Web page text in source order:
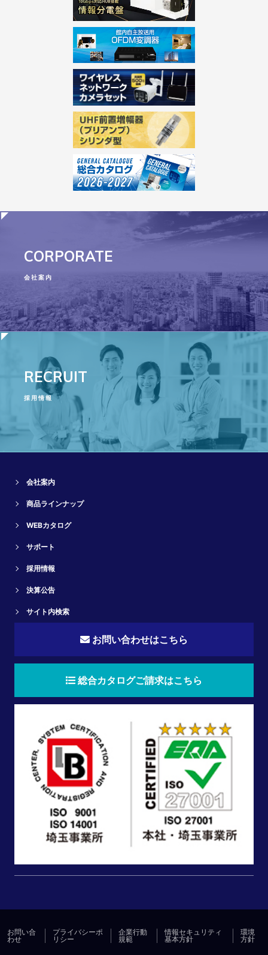
CORPORATE
会社案内
RECRUIT
採用情報
会社案内
商品ラインナップ
WEBカタログ
サポート
採用情報
決算公告
サイト内検索
お問い合わせはこちら
総合カタログご請求はこちら
お問い合
わせ
プライバシーポ
リシー
企業行動
規範
情報セキュリティ
基本方針
環境
方針